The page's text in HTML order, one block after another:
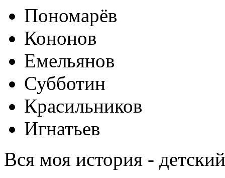
Пономарёв
Кононов
Емельянов
Субботин
Красильников
Игнатьев
Вся моя история -